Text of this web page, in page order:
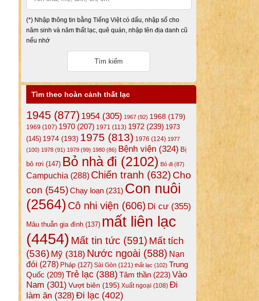
(*) Nhập thông tin bằng Tiếng Việt có dấu, nhập số cho
năm sinh và năm thất lạc, quê quán, nhập tên địa danh cũ
nếu nhớ
Tìm theo hoàn cảnh thất lạc
1945 (877) 1954 (305) 1967 (92) 1968 (179)
1969 (107) 1970 (207) 1971 (113) 1972 (239) 1973
(145) 1974 (193) 1975 (813) 1976 (124) 1977
(100) 1978 (91) 1979 (99) 1980 (86) Bệnh viện (324) Bị
bỏ rơi (147) Bỏ nhà đi (2102) Bỏ đi (87)
Campuchia (288) Chiến tranh (632) Cho
con (545)Chạy loạn (231) Con nuôi
(2564) Cô nhi viện (606) Di cư (355)
Mâu thuẫn gia đình (137) mất liên lạc
(4454) Mất tin tức (591) Mất tích
(536) Mỹ (318) Nước ngoài (588) Nạn
đói (278) Pháp (127) Sài Gòn (121) thất lạc (102) Trung
Quốc (209) Trẻ lạc (388) Tâm thần (223) Vào
Nam (301) Vượt biên (195) Xuất ngoại (108) Đi
làm ăn (328) Đi lạc (402)